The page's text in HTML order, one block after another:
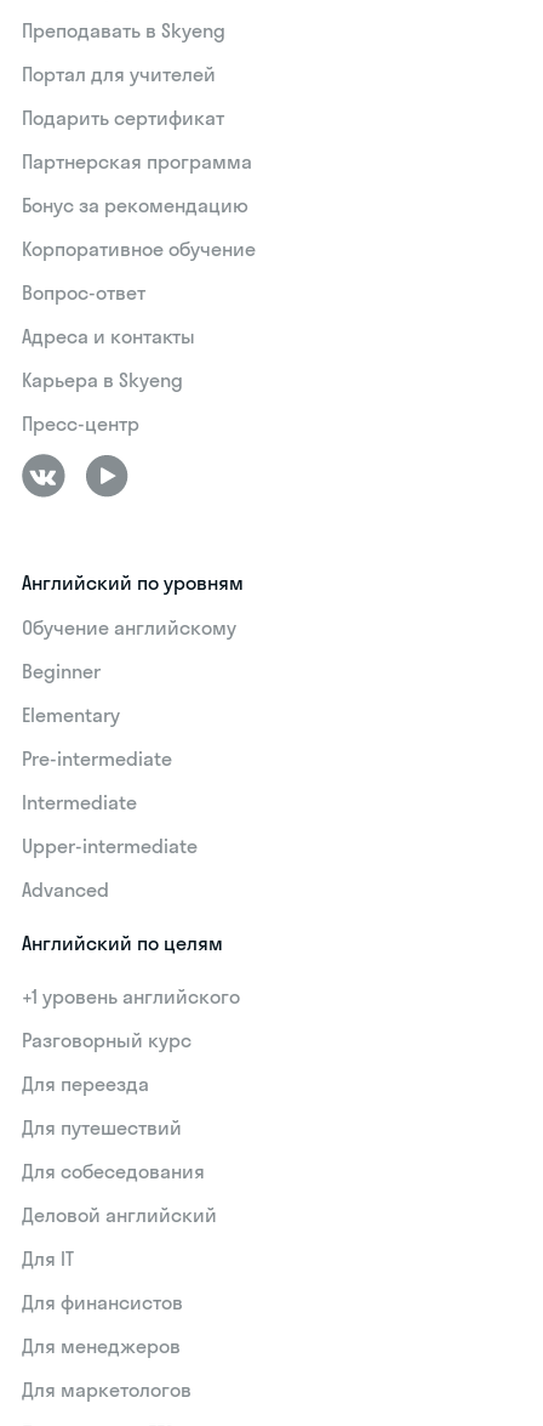
Преподавать в Skyeng
Портал для учителей
Подарить сертификат
Партнерская программа
Бонус за рекомендацию
Корпоративное обучение
Вопрос-ответ
Адреса и контакты
Карьера в Skyeng
Пресс-центр
Английский по уровням
Обучение английскому
Beginner
Elementary
Pre-intermediate
Intermediate
Upper-intermediate
Advanced
Английский по целям
+1 уровень английского
Разговорный курс
Для переезда
Для путешествий
Для собеседования
Деловой английский
Для IT
Для финансистов
Для менеджеров
Для маркетологов